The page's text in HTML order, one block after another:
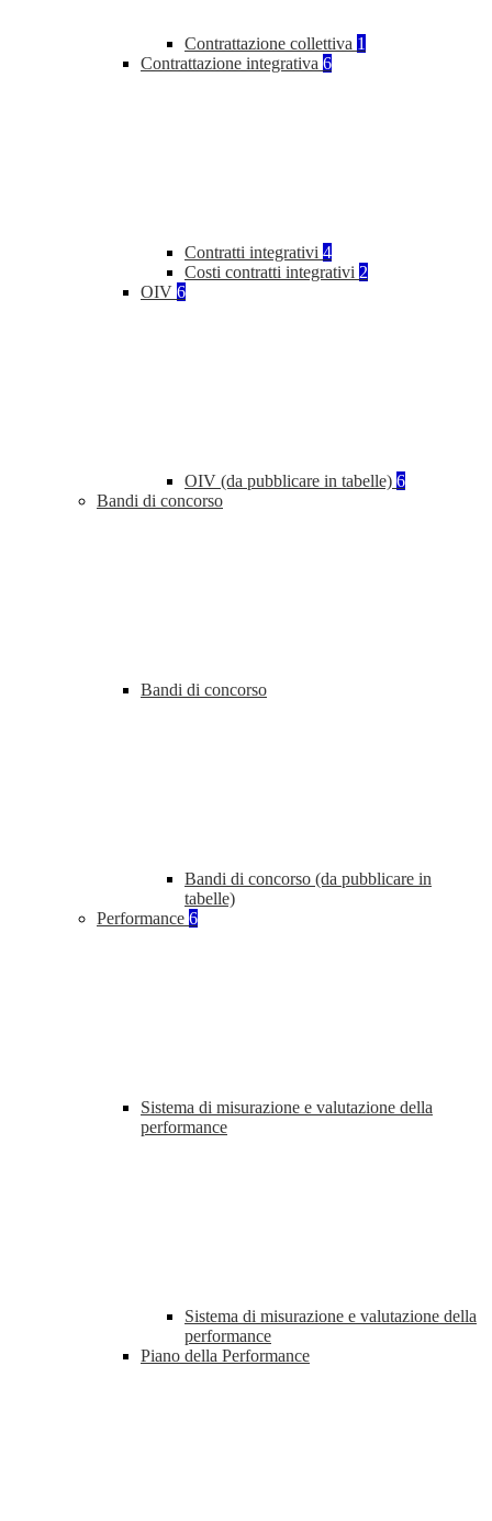
Contrattazione collettiva 1
Contrattazione integrativa 6
Contratti integrativi 4
Costi contratti integrativi 2
OIV 6
OIV (da pubblicare in tabelle) 6
Bandi di concorso
Bandi di concorso
Bandi di concorso (da pubblicare in
tabelle)
Performance 6
Sistema di misurazione e valutazione della
performance
Sistema di misurazione e valutazione della
performance
Piano della Performance